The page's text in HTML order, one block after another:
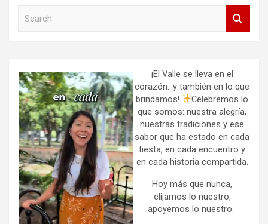
h
¡El Valle se lleva en el
corazón…y también en lo que
brindamos!
Celebremos lo
que somos: nuestra alegría,
nuestras tradiciones y ese
sabor que ha estado en cada
fiesta, en cada encuentro y
en cada historia compartida.
Hoy más que nunca,
elijamos lo nuestro,
apoyemos lo nuestro.